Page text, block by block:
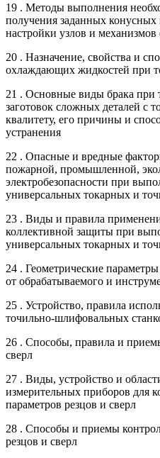
19 . Методы выполнения
получения заданных
настройки узлов и механизмов
20 . Назначение, свойства и
охлаждающих жидкостей при
21 . Основные виды брака при
заготовок сложных деталей с
квалитету, его причины и
устранения
22 . Опасные и вредные
пожарной, промышленной,
электробезопасности при
универсальных токарных и
23 . Виды и правила
коллективной защиты при
универсальных токарных и
24 . Геометрические
от обрабатываемого и
25 . Устройство, правила
точильно-шлифовальных
26 . Способы, правила и
сверл
27 . Виды, устройство и
измерительных приборов для
параметров резцов и сверл
28 . Способы и приемы
резцов и сверл